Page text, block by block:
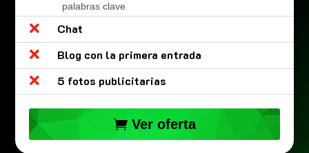
palabras clave

Chat

Blog con la primera entrada

5 fotos publicitarias
Ver oferta